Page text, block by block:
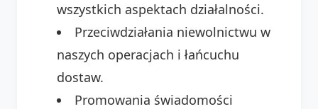
wszystkich aspektach działalności.
Przeciwdziałania niewolnictwu w
naszych operacjach i łańcuchu
dostaw.
Promowania świadomości